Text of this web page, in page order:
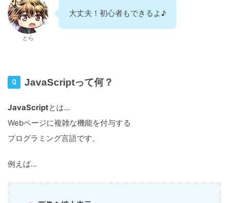
とら
大丈夫！初心者もできるよ♪
JavaScriptって何？
JavaScriptとは…
Webページに複雑な機能を付与する
プログラミング言語です。
例えば…